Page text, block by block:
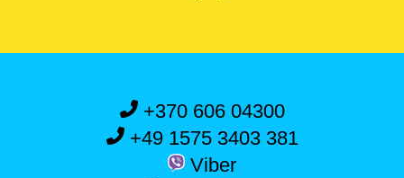
+370 606 04300
+49 1575 3403 381
Viber